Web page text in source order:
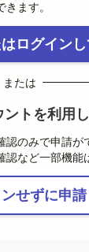
きます。
ログイン
または
トを利用
認のみで申請が
など一部機能
せずに申請